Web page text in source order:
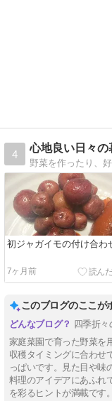
4
心地良い日々の
初ジャガイモの付け合わ
7ヶ月前
このブログのここが
四季折
家庭菜園で育った野菜を
収穫タイミングに合わせ
っぱいです。見た目や味
料理のアイデアにあふれ
を彩るヒントが満載です。